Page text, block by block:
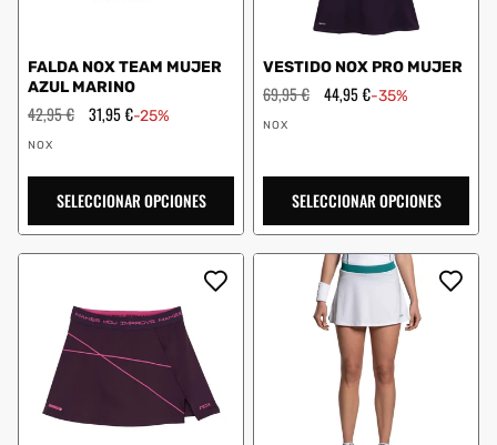
FALDA NOX TEAM MUJER
AZUL MARINO
Precio
habitual
42,95 € Precio
de
31,95 €-25%
Proveedor:
NOX
SELECCIONAR OPCIONES
VESTIDO NOX PRO MUJER
Precio
habitual
69,95 € Precio
44,95 €-35%
Proveedor:
NOX
SELECCIONAR OPCIONES